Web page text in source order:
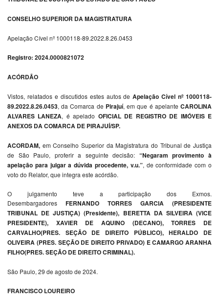
CONSELHO SUPERIOR DA MAGISTRATURA
Apelação Cível nº 1000118-89.2022.8.26.0453
Registro: 2024.0000821072
ACÓRDÃO
Vistos, relatados e discutidos estes autos deApelação Cível nº 1000118-
89.2022.8.26.0453, da Comarca de Pirajuí, em que é apelanteCAROLINA
ALVARES LANEZA, é apelado OFICIAL DE REGISTRO DE IMÓVEIS E
ANEXOS DA COMARCA DE PIRAJUÍ/SP.
ACORDAM, em Conselho Superior da Magistratura do Tribunal de Justiça
de São Paulo, proferir a seguinte decisão: “Negaram provimento à
apelação para julgar a dúvida procedente, v.u.”, de conformidade com o
voto do Relator, que integra este acórdão.
O julgamento teve a participação dos Exmos.
Desembargadores FERNANDO TORRES GARCIA (PRESIDENTE
TRIBUNAL DE JUSTIÇA) (Presidente), BERETTA DA SILVEIRA (VICE
PRESIDENTE), XAVIER DE AQUINO (DECANO), TORRES DE
CARVALHO(PRES. SEÇÃO DE DIREITO PÚBLICO), HERALDO DE
OLIVEIRA (PRES. SEÇÃO DE DIREITO PRIVADO) E CAMARGO ARANHA
FILHO(PRES. SEÇÃO DE DIREITO CRIMINAL).
São Paulo, 29 de agosto de 2024.
FRANCISCO LOUREIRO